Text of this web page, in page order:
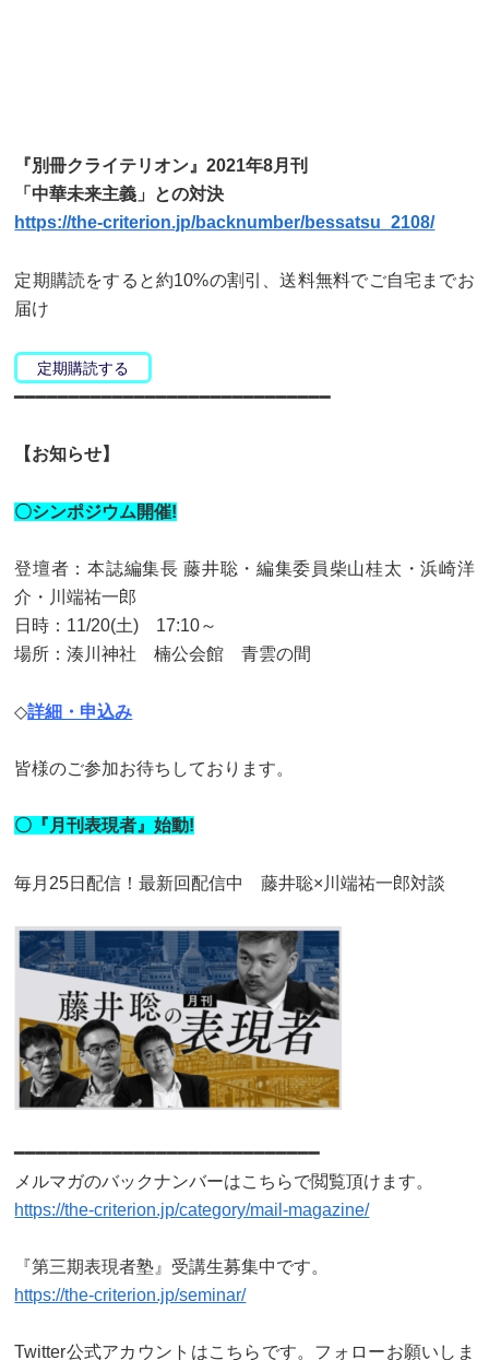
『別冊クライテリオン』2021年8月刊
「中華未来主義」との対決
https://the-criterion.jp/backnumber/bessatsu_2108/
定期購読をすると約10%の割引、送料無料でご自宅までお
届け
定期購読する
━━━━━━━━━━━━━━━━━━━━━━━━━━━━━
【お知らせ】
〇シンポジウム開催!
登壇者：本誌編集長 藤井聡・編集委員柴山桂太・浜崎洋
介・川端祐一郎
日時：11/20(土) 17:10～
場所：湊川神社 楠公会館 青雲の間
◇詳細・申込み
皆様のご参加お待ちしております。
〇『月刊表現者』始動!
毎月25日配信！最新回配信中 藤井聡×川端祐一郎対談
━━━━━━━━━━━━━━━━━━━━━━━━━━━━
メルマガのバックナンバーはこちらで閲覧頂けます。
https://the-criterion.jp/category/mail-magazine/
『第三期表現者塾』受講生募集中です。
https://the-criterion.jp/seminar/
Twitter公式アカウントはこちらです。フォローお願いしま